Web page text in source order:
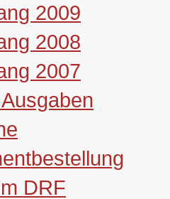
2009
2008
2007
DRF